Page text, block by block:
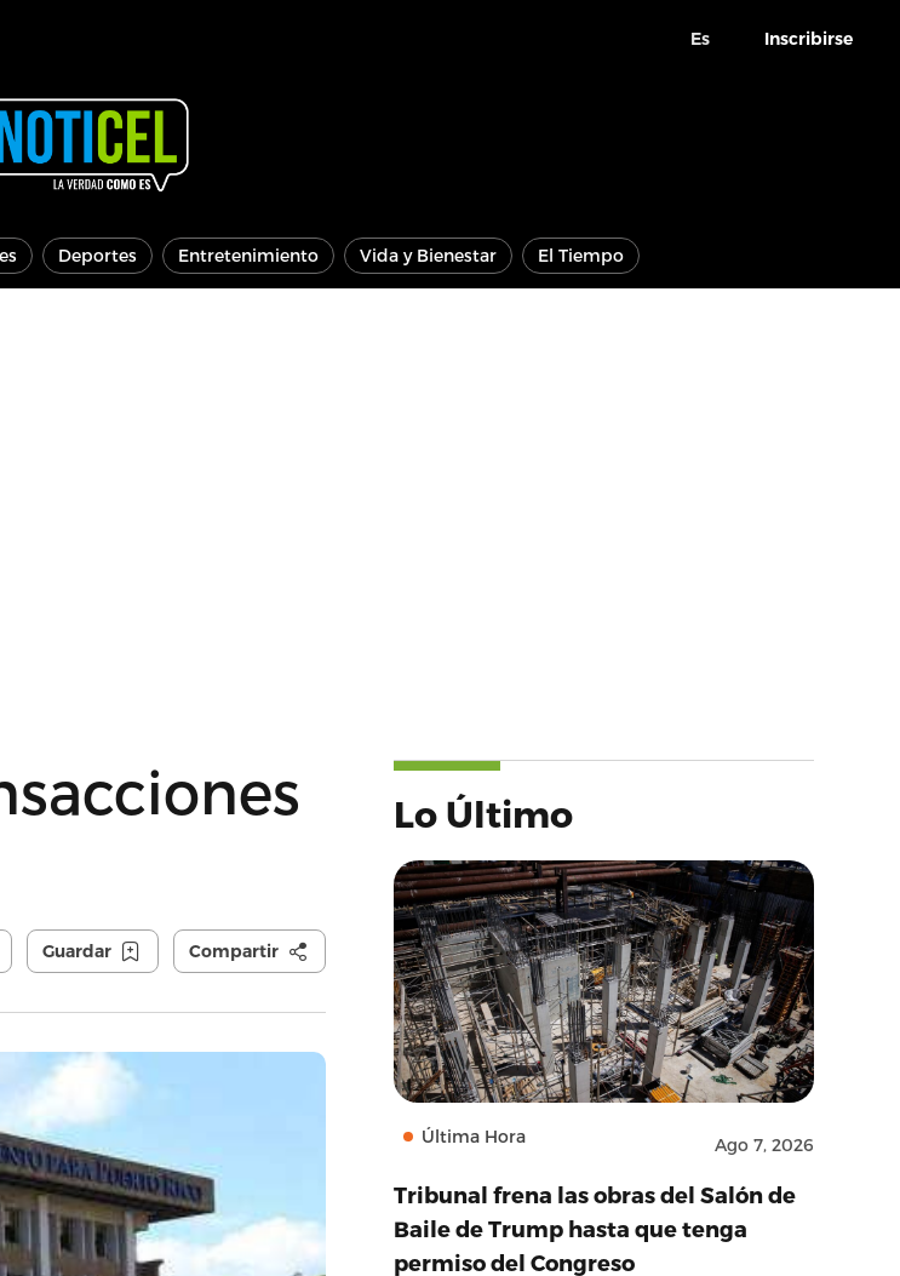
Es Inscribirse
Deportes Entretenimiento Vida y Bienestar El Tiempo
Guardar Compartir
Lo Último
Última Hora Ago 7, 2026
Tribunal frena las obras del Salón de
Baile de Trump hasta que tenga
permiso del Congreso